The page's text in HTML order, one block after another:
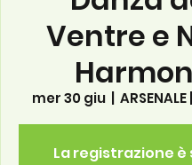
Ventre e
mer 30 giu
La registrazione